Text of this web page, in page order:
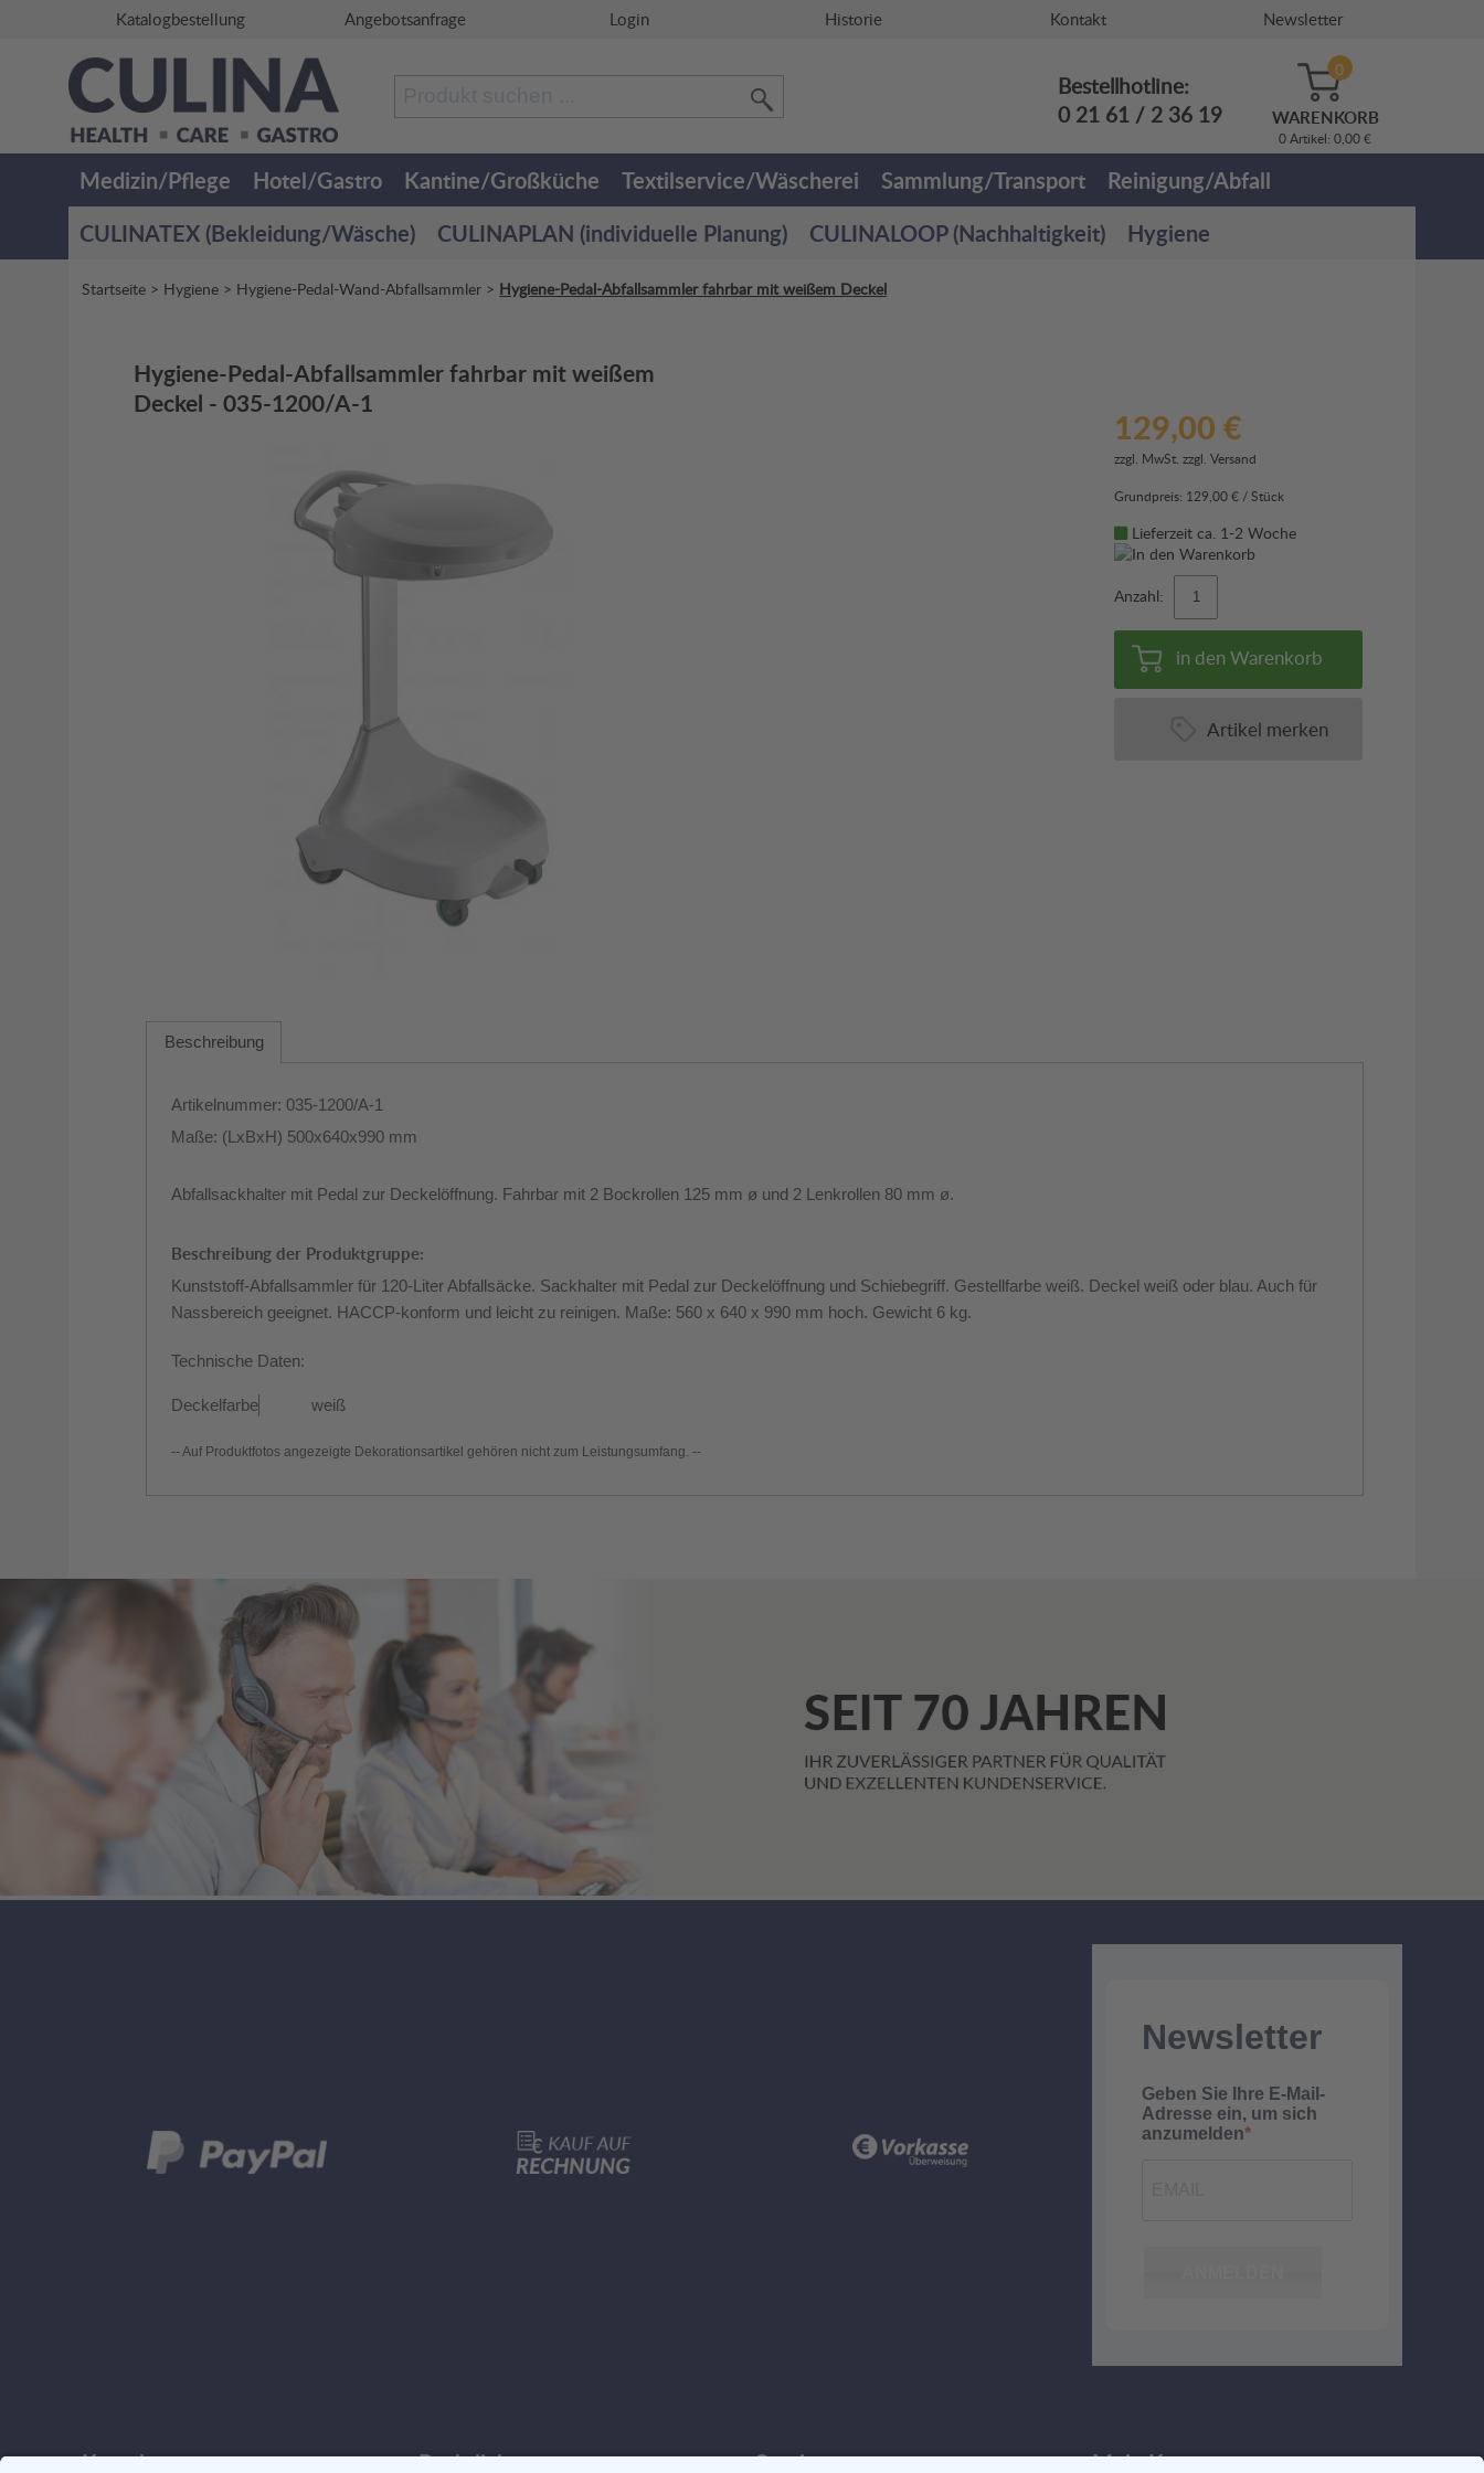
Katalogbestellung Angebotsanfrage Login Historie Kontakt Newsletter
Bestellhotline:
0 21 61 / 2 36 19
0
WARENKORB
0 Artikel: 0,00 €
Medizin/Pflege Hotel/Gastro Kantine/Großküche Textilservice/Wäscherei Sammlung/Transport
Reinigung/Abfall
CULINATEX (Bekleidung/Wäsche)
CULINAPLAN (individuelle Planung) CULINALOOP (Nachhaltigkeit) Hygiene
Startseite > Hygiene > Hygiene-Pedal-Wand-Abfallsammler > Hygiene-Pedal-Abfallsammler fahrbar mit weißem Deckel
Hygiene-Pedal-Abfallsammler fahrbar mit weißem
Deckel - 035-1200/A-1
129,00 €
zzgl. MwSt. zzgl.Versand
Grundpreis: 129,00 € / Stück
Lieferzeit ca. 1-2 Woche
Anzahl:
in den Warenkorb
Artikel merken
Beschreibung
Artikelnummer: 035-1200/A-1
Maße: (LxBxH) 500x640x990 mm
Abfallsackhalter mit Pedal zur Deckelöffnung. Fahrbar mit 2 Bockrollen 125 mm ø und 2 Lenkrollen 80 mm ø.
Beschreibung der Produktgruppe:
Kunststoff-Abfallsammler für 120-Liter Abfallsäcke. Sackhalter mit Pedal zur Deckelöffnung und Schiebegriff. Gestellfarbe weiß. Deckel weiß oder blau. Auch für
Nassbereich geeignet. HACCP-konform und leicht zu reinigen. Maße: 560 x 640 x 990 mm hoch. Gewicht 6 kg.
Technische Daten:
Deckelfarbe weiß
-- Auf Produktfotos angezeigte Dekorationsartikel gehören nicht zum Leistungsumfang. --
Newsletter
Geben Sie Ihre E-Mail-
Adresse ein, um sich
anzumelden
Kontakt Rechtliches Service Mein Konto